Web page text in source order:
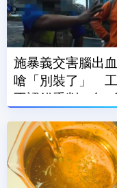
施暴義交害腦出
嗆「別裝了」
不認錯重判10年4